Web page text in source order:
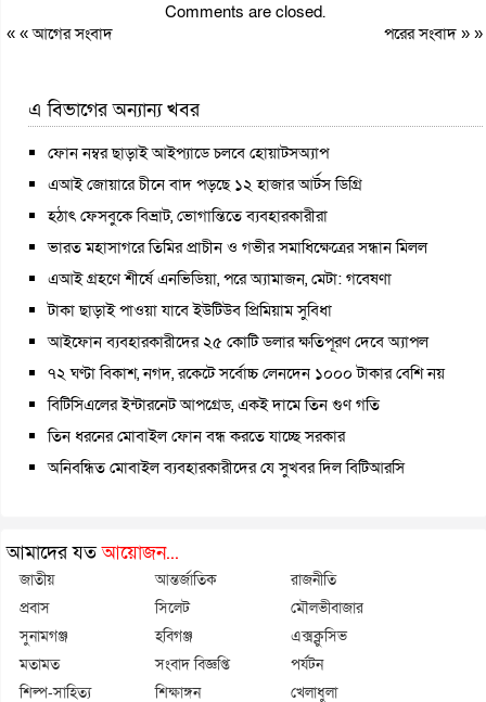
Comments are closed.
« «আগের সংবাদ পরের সংবাদ» »
এ বিভাগের অন্যান্য খবর
ফোন নম্বর ছাড়াই আইপ্যাডে চলবে হোয়াটসঅ্যাপ
এআই জোয়ারে চীনে বাদ পড়ছে ১২ হাজার আর্টস ডিগ্রি
হঠাৎ ফেসবুকে বিভ্রাট, ভোগান্তিতে ব্যবহারকারীরা
ভারত মহাসাগরে তিমির প্রাচীন ও গভীর সমাধিক্ষেত্রের সন্ধান মিলল
এআই গ্রহণে শীর্ষে এনভিডিয়া, পরে অ্যামাজন, মেটা: গবেষণা
টাকা ছাড়াই পাওয়া যাবে ইউটিউব প্রিমিয়াম সুবিধা
আইফোন ব্যবহারকারীদের ২৫ কোটি ডলার ক্ষতিপূরণ দেবে অ্যাপল
৭২ ঘণ্টা বিকাশ, নগদ, রকেটে সর্বোচ্চ লেনদেন ১০০০ টাকার বেশি নয়
বিটিসিএলের ইন্টারনেট আপগ্রেড, একই দামে তিন গুণ গতি
তিন ধরনের মোবাইল ফোন বন্ধ করতে যাচ্ছে সরকার
অনিবন্ধিত মোবাইল ব্যবহারকারীদের যে সুখবর দিল বিটিআরসি
আমাদের যতআয়োজন...
জাতীয় আন্তর্জাতিক
রাজনীতি
প্রবাস
সিলেট
মৌলভীবাজার
সুনামগঞ্জ
হবিগঞ্জ
এক্সক্লুসিভ
মতামত
সংবাদ বিজ্ঞপ্তি
পর্যটন
শিল্প-সাহিত্য
শিক্ষাঙ্গন
খেলাধুলা